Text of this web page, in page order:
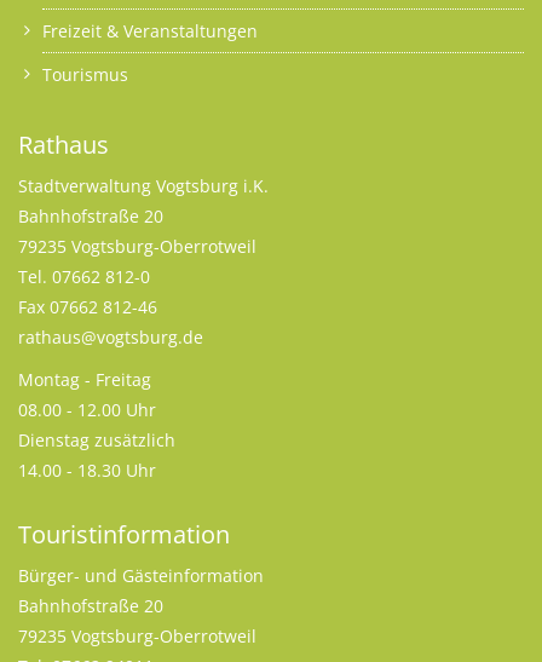
Freizeit & Veranstaltungen
Tourismus
Rathaus
Stadtverwaltung Vogtsburg i.K.
Bahnhofstraße 20
79235 Vogtsburg-Oberrotweil
Tel. 07662 812-0
Fax 07662 812-46
rathaus@vogtsburg.de
Montag - Freitag
08.00 - 12.00 Uhr
Dienstag zusätzlich
14.00 - 18.30 Uhr
Touristinformation
Bürger- und Gästeinformation
Bahnhofstraße 20
79235 Vogtsburg-Oberrotweil